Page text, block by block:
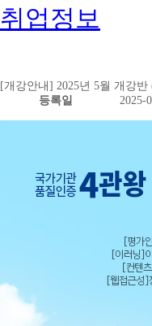
취업정보
[개강안내] 2025년 5월 개강반
등록일
2025-